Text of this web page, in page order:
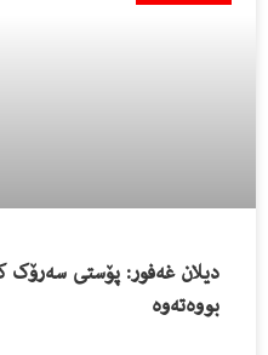
دیلان غەفور: پۆستی سەرۆک
بووەتەوە